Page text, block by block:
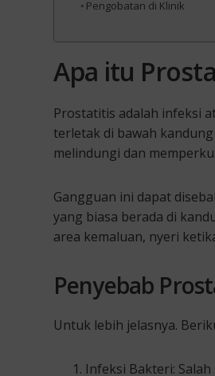
Pengobatan di Klinik
Apa itu
Prostatitis adalah infeksi
terletak di bawah
melindungi dan
Gangguan ini dapat
yang biasa berada di
area kemaluan, nyeri
Penyebab
Untuk lebih jelasnya.
Infeksi Bakteri: